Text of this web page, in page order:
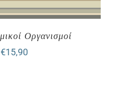
Οργανισμοί
Original
€15,90Η